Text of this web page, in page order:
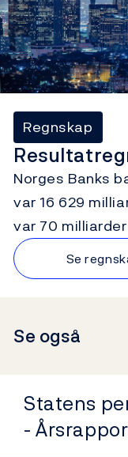
Regnskap
Norges Banks
var 16 629
var 70
Se
Se også
Statens
-